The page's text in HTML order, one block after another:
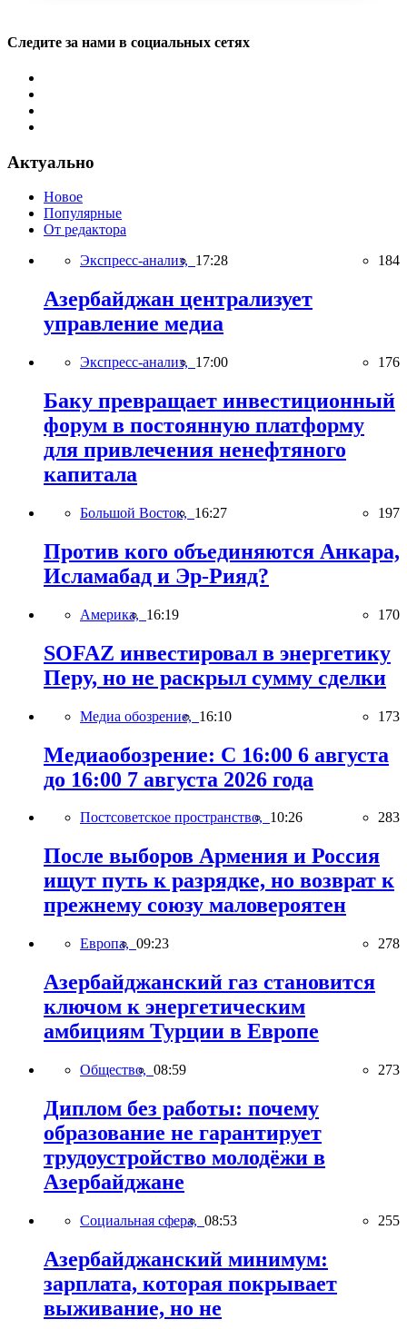
Следите за нами в социальных сетях
Актуально
Новое
Популярные
От редактора
Экспресс-анализ, 17:28 184
Азербайджан централизует
управление медиа
Экспресс-анализ, 17:00 176
Баку превращает инвестиционный
форум в постоянную платформу
для привлечения ненефтяного
капитала
Большой Восток, 16:27 197
Против кого объединяются Анкара,
Исламабад и Эр-Рияд?
Америка, 16:19 170
SOFAZ инвестировал в энергетику
Перу, но не раскрыл сумму сделки
Медиа обозрение, 16:10 173
Медиаобозрение: С 16:00 6 августа
до 16:00 7 августа 2026 года
Постсоветское пространство, 10:26 283
После выборов Армения и Россия
ищут путь к разрядке, но возврат к
прежнему союзу маловероятен
Европа, 09:23 278
Азербайджанский газ становится
ключом к энергетическим
амбициям Турции в Европе
Общество, 08:59 273
Диплом без работы: почему
образование не гарантирует
трудоустройство молодёжи в
Азербайджане
Социальная сфера, 08:53 255
Азербайджанский минимум:
зарплата, которая покрывает
выживание, но не